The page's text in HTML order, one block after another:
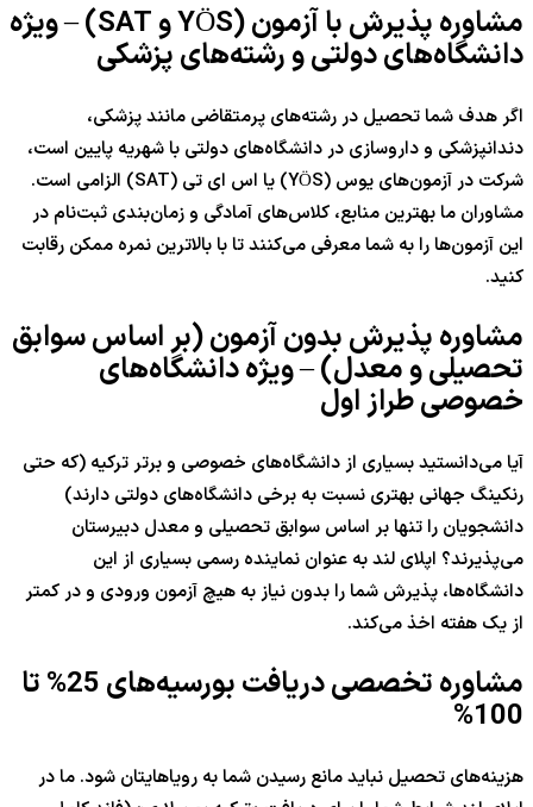
مشاوره پذیرش با آزمون (YÖS و SAT) – ویژه
دانشگاه‌های دولتی و رشته‌های پزشکی
اگر هدف شما تحصیل در رشته‌های پرمتقاضی مانند پزشکی،
دندانپزشکی و داروسازی در دانشگاه‌های دولتی با شهریه پایین است،
شرکت در آزمون‌های یوس (YÖS) یا اس ای تی (SAT) الزامی است.
مشاوران ما بهترین منابع، کلاس‌های آمادگی و زمان‌بندی ثبت‌نام در
این آزمون‌ها را به شما معرفی می‌کنند تا با بالاترین نمره ممکن رقابت
کنید.
مشاوره پذیرش بدون آزمون (بر اساس سوابق
تحصیلی و معدل) – ویژه دانشگاه‌های
خصوصی طراز اول
آیا می‌دانستید بسیاری از دانشگاه‌های خصوصی و برتر ترکیه (که حتی
رنکینگ جهانی بهتری نسبت به برخی دانشگاه‌های دولتی دارند)
دانشجویان را تنها بر اساس سوابق تحصیلی و معدل دبیرستان
می‌پذیرند؟ اپلای لند به عنوان نماینده رسمی بسیاری از این
دانشگاه‌ها، پذیرش شما را بدون نیاز به هیچ آزمون ورودی و در کمتر
از یک هفته اخذ می‌کند.
مشاوره تخصصی دریافت بورسیه‌های25% تا
100%
هزینه‌های تحصیل نباید مانع رسیدن شما به رویاهایتان شود. ما در